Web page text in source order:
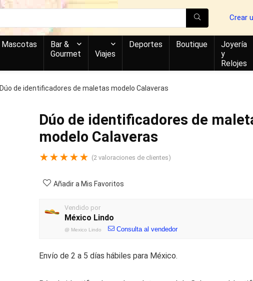
Crear
Mascotas
Bar &
Gourmet
Viajes
Deportes Boutique
Joyería
y
Relojes
Dúo de identificadores de maletas modelo Calaveras
Dúo de identificadores de
modelo Calaveras
★★★★★ (2 valoraciones de clientes)
Añadir a Mis Favoritos
Vendido por
México Lindo
@ Mexico Lindo Consulta al vendedor
Envío de 2 a 5 días hábiles para México.